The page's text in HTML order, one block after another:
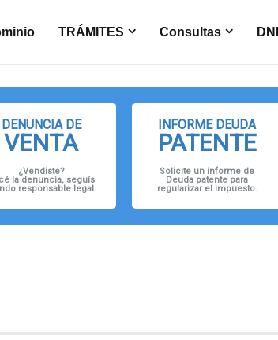
TRÁMITES Consultas
DENUNCIA DE
VENTA
¿Vendiste?
la denuncia, seguís
responsable legal.
INFORME DEUDA
PATENTE
Solicite un informe de
Deuda patente para
regularizar el impuesto.